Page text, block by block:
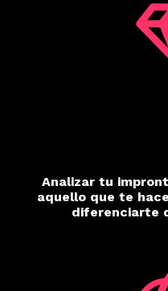
Analizar tu
aquello que te
diferenciarte